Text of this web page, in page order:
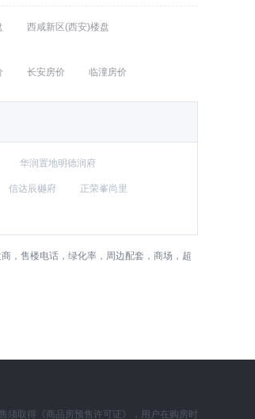
西咸新区(西安)楼盘
长安房价 临潼房价
华润置地明德润府
信达辰樾府 正荣峯尚里
，售楼电话，绿化率，周边配套，商场，超
须取得《商品房预售许可证》，用户在购房时